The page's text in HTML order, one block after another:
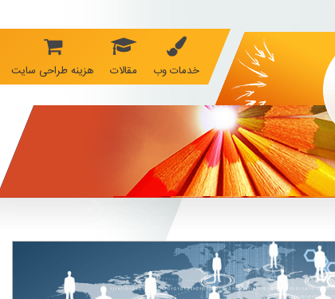
خدمات وب مقالات هزینه طراحی سایت